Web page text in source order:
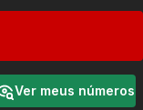
Ver meus números